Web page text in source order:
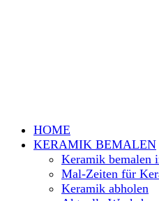
HOME
KERAMIK BEMALEN
Keramik bemalen
Mal-Zeiten für
Keramik abholen